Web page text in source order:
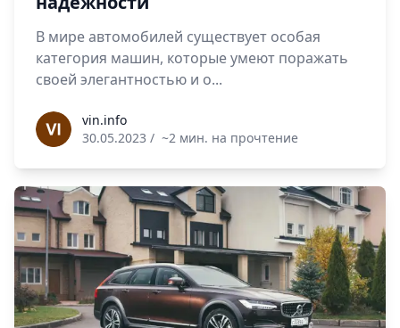
В мире автомобилей существует особая
категория машин, которые умеют поражать
своей элегантностью и о...
vin.infovin.info
30.05.2023 / ~2 мин. на прочтение